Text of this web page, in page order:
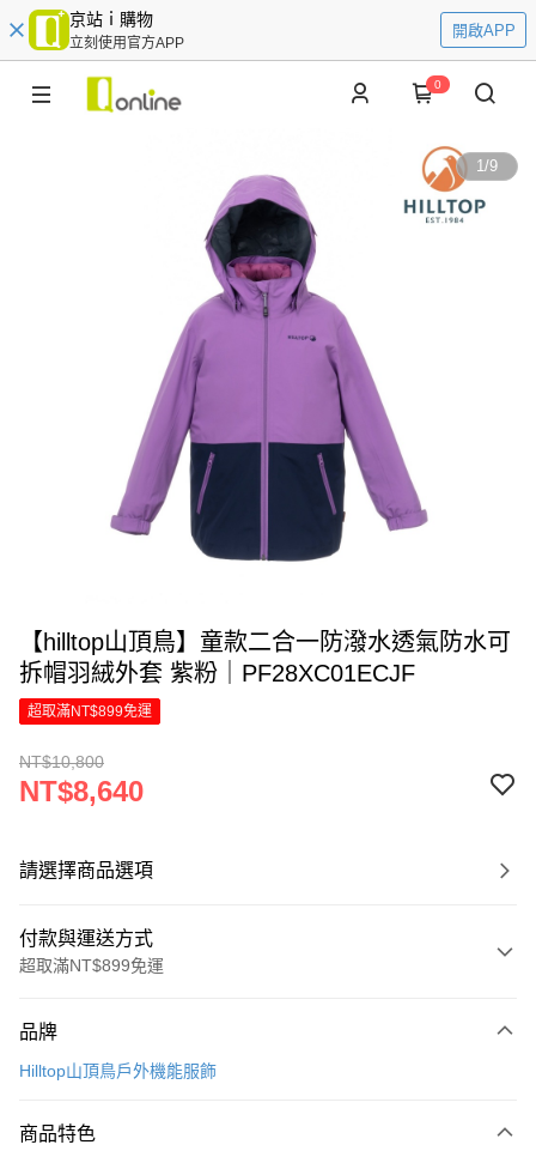
京站ｉ購物
立刻使用官方APP
開啟APP
0
1/9
【hilltop山頂鳥】童款二合一防潑水透氣防水可
拆帽羽絨外套 紫粉｜PF28XC01ECJF
超取滿NT$899免運
NT$10,800
NT$8,640
請選擇商品選項
付款與運送方式
超取滿NT$899免運
信用卡一次付款
6 期 0 利率 每期
品牌
Hilltop山頂鳥戶外機能服飾
商品特色